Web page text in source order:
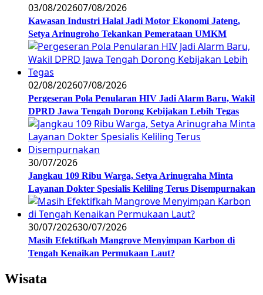
03/08/202607/08/2026
Kawasan Industri Halal Jadi Motor Ekonomi Jateng,
Setya Arinugroho Tekankan Pemerataan UMKM
02/08/202607/08/2026
Pergeseran Pola Penularan HIV Jadi Alarm Baru, Wakil
DPRD Jawa Tengah Dorong Kebijakan Lebih Tegas
30/07/2026
Jangkau 109 Ribu Warga, Setya Arinugraha Minta
Layanan Dokter Spesialis Keliling Terus Disempurnakan
30/07/202630/07/2026
Masih Efektifkah Mangrove Menyimpan Karbon di
Tengah Kenaikan Permukaan Laut?
Wisata